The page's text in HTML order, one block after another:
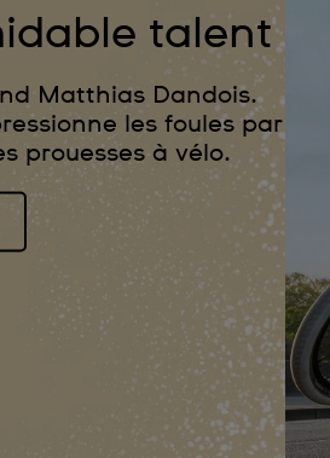
talent
Matthias Dandois.
les foules par
prouesses à vélo.